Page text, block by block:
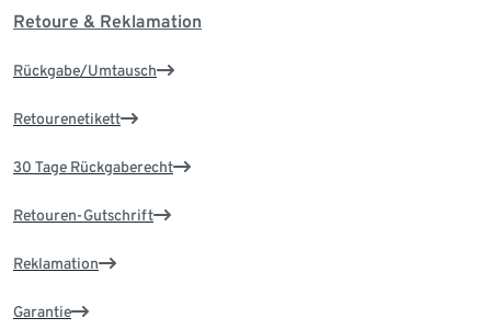
Retoure & Reklamation
Rückgabe/Umtausch
Retourenetikett
30 Tage Rückgaberecht
Retouren-Gutschrift
Reklamation
Garantie